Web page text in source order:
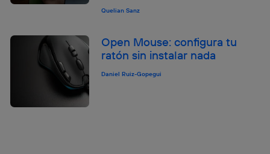
Quelian Sanz
Open Mouse: configura tu
ratón sin instalar nada
Daniel Ruiz-Gopegui